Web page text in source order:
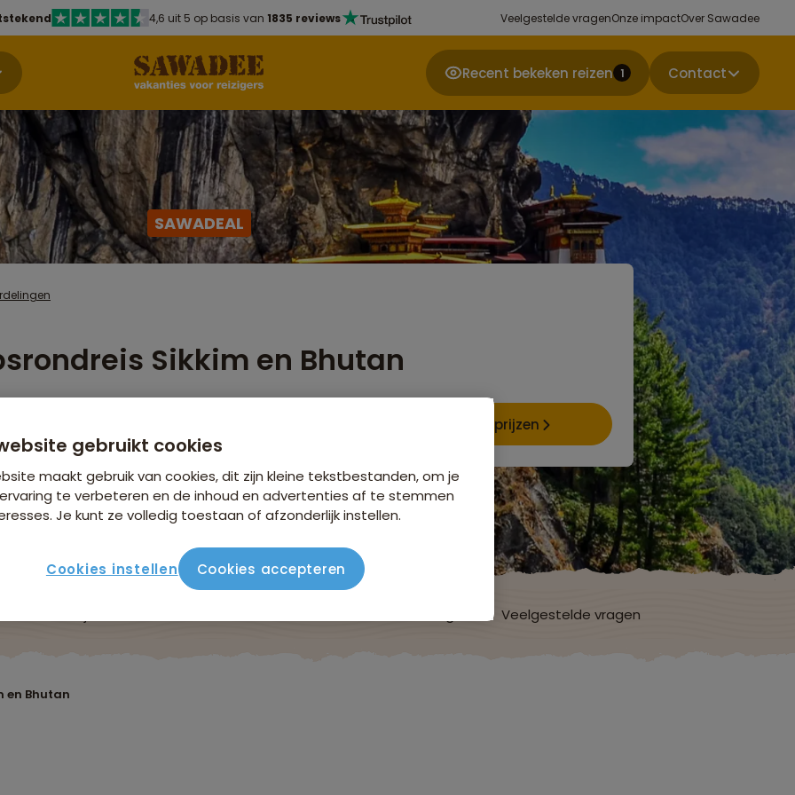
4,6 uit 5 op basis van 1835 reviews Veelgestelde vragenOnze impactOver Sawadee
Recent bekeken reizen 1 Contact
SAWADEAL
Sikkim en Bhutan
€26,25 p.p. op basis van 2 personen
Data & prijzen
Veelgestelde vragen
en Bhutan
gebruikt cookies
maakt gebruik van cookies, dit zijn kleine tekstbestanden, om je
te verbeteren en de inhoud en advertenties af te stemmen
Je kunt ze volledig toestaan of afzonderlijk instellen.
Cookies instellen Cookies accepteren